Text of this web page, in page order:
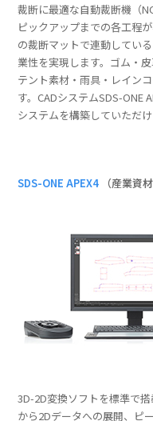
裁断に最適な自動裁断機（
ピックアップまでの各工程
の裁断マットで連動してい
業性を実現します。ゴム・
テント素材・雨具・レイン
す。CADシステムSDS-ONE
システムを構築していただけ
SDS-ONE APEX4 （産業資
3D-2D変換ソフトを標準で
から2Dデータへの展開、ピ